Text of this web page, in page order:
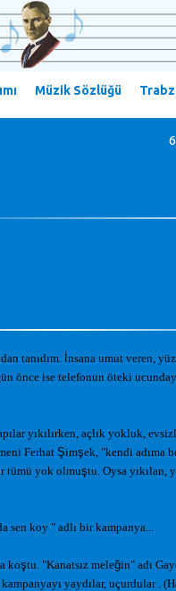
Müzik Sözlüğü
tanıdım. nsana umut veren,
önce ise telefonun öteki
yıkılırken, açlık yokluk,
Ferhat Şimşek, "kendi adıma
tümü yok olmuştu. Oysa
sen koy " adlı bir kampanya...
koştu. "Kanatsız meleğin" adı
yaydılar, uçurdular .